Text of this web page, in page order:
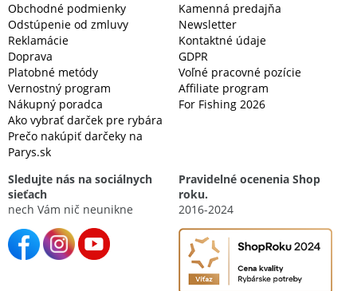
Obchodné podmienky
Odstúpenie od zmluvy
Reklamácie
Doprava
Platobné metódy
Vernostný program
Nákupný poradca
Ako vybrať darček pre rybára
Prečo nakúpiť darčeky na
Parys.sk
Kamenná predajňa
Newsletter
Kontaktné údaje
GDPR
Voľné pracovné pozície
Affiliate program
For Fishing 2026
Sledujte nás na sociálnych
sieťach
nech Vám nič neunikne
Pravidelné ocenenia Shop
roku.
2016-2024